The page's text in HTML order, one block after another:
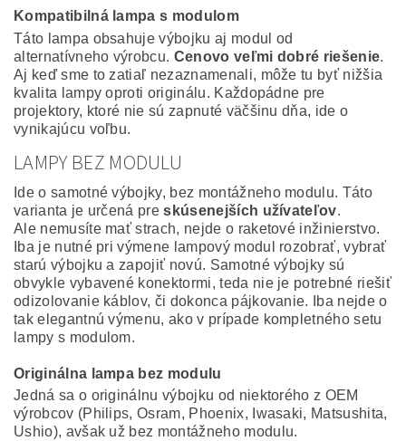
Kompatibilná lampa s modulom
Táto lampa obsahuje výbojku aj modul od
alternatívneho výrobcu. Cenovo veľmi dobré riešenie.
Aj keď sme to zatiaľ nezaznamenali, môže tu byť nižšia
kvalita lampy oproti originálu. Každopádne pre
projektory, ktoré nie sú zapnuté väčšinu dňa, ide o
vynikajúcu voľbu.
LAMPY BEZ MODULU
Ide o samotné výbojky, bez montážneho modulu. Táto
varianta je určená preskúsenejších užívateľov.
Ale nemusíte mať strach, nejde o raketové inžinierstvo.
Iba je nutné pri výmene lampový modul rozobrať, vybrať
starú výbojku a zapojiť novú. Samotné výbojky sú
obvykle vybavené konektormi, teda nie je potrebné riešiť
odizolovanie káblov, či dokonca pájkovanie. Iba nejde o
tak elegantnú výmenu, ako v prípade kompletného setu
lampy s modulom.
Originálna lampa bez modulu
Jedná sa o originálnu výbojku od niektorého z OEM
výrobcov (Philips, Osram, Phoenix, Iwasaki, Matsushita,
Ushio), avšak už bez montážneho modulu.